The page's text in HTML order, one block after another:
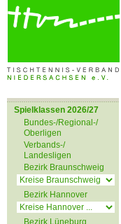
Spielklassen 2026/27
Bundes-/Regional-/
Oberligen
Verbands-/
Landesligen
Bezirk Braunschweig
Bezirk Hannover
Bezirk Lüneburg